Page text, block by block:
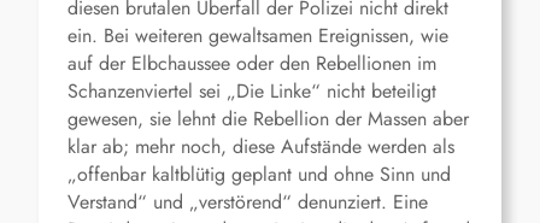
diesen brutalen Überfall der Polizei nicht direkt
ein. Bei weiteren gewaltsamen Ereignissen, wie
auf der Elbchaussee oder den Rebellionen im
Schanzenviertel sei „Die Linke“ nicht beteiligt
gewesen, sie lehnt die Rebellion der Massen aber
klar ab; mehr noch, diese Aufstände werden als
„offenbar kaltblütig geplant und ohne Sinn und
Verstand“ und „verstörend“ denunziert. Eine